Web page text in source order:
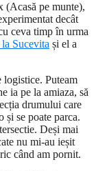
(Acasă pe munte),
decât
ceva timp în urma
Sucevita și el a
logistice. Puteam
ia pe la amiaza, să
drumului care
și se poate parca.
Deși mai
nu mi-au ieșit
când am pornit.